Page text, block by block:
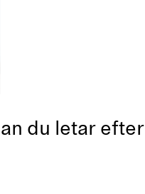
du letar efter